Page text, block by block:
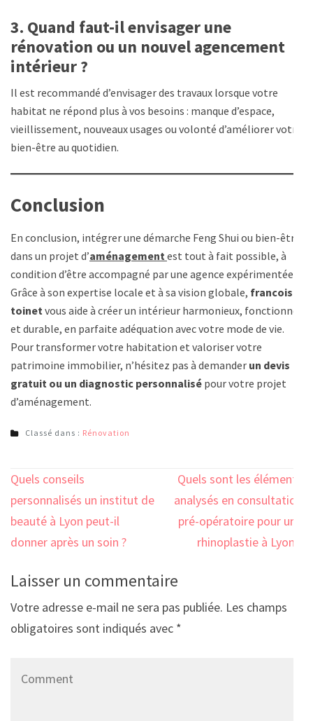
3. Quand faut-il envisager une
rénovation ou un nouvel agencement
intérieur ?
Il est recommandé d’envisager des travaux lorsque votre
habitat ne répond plus à vos besoins : manque d’espace,
vieillissement, nouveaux usages ou volonté d’améliorer votre
bien-être au quotidien.
Conclusion
En conclusion, intégrer une démarche Feng Shui ou bien-être
dans un projet d’aménagement est tout à fait possible, à
condition d’être accompagné par une agence expérimentée.
Grâce à son expertise locale et à sa vision globale, francois
toinet vous aide à créer un intérieur harmonieux, fonctionnel
et durable, en parfaite adéquation avec votre mode de vie.
Pour transformer votre habitation et valoriser votre
patrimoine immobilier, n’hésitez pas à demander un devis
gratuit ou un diagnostic personnalisé pour votre projet
d’aménagement.
Classé dans : Rénovation
Navigation
de
l’article
Quels conseils
personnalisés un institut de
beauté à Lyon peut-il
donner après un soin ?
Quels sont les éléments
analysés en consultation
pré-opératoire pour une
rhinoplastie à Lyon ?
Laisser un commentaire
Votre adresse e-mail ne sera pas publiée. Les champs
obligatoires sont indiqués avec *